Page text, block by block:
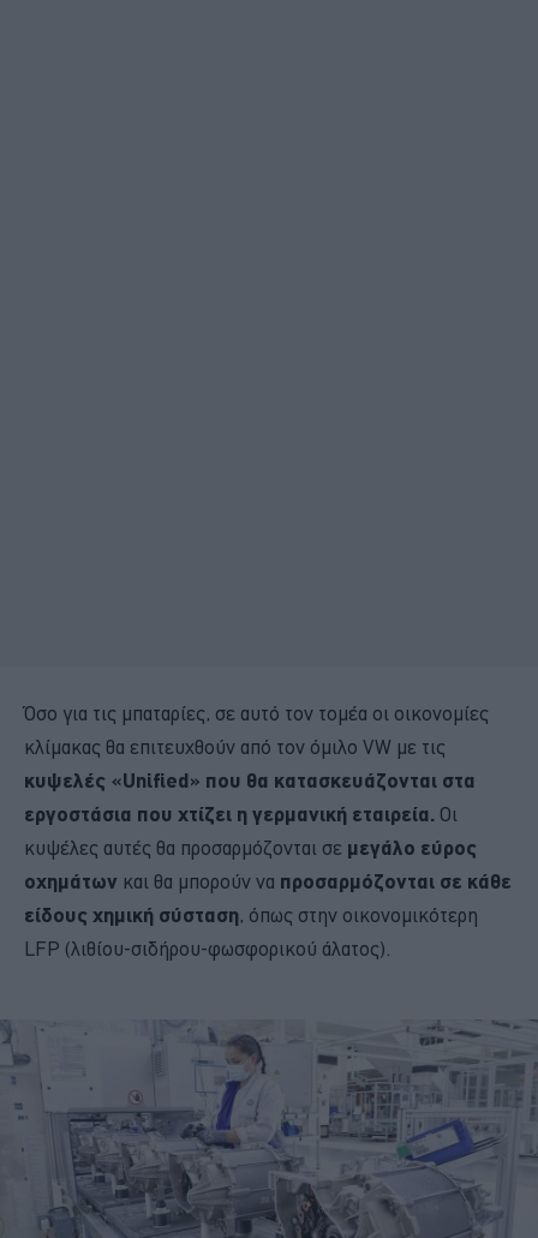
Όσο για τις μπαταρίες, σε αυτό τον τομέα οι οικονομίες
κλίμακας θα επιτευχθούν από τον όμιλο VW με τις
κυψελές «Unified» που θα κατασκευάζονται στα
εργοστάσια που χτίζει η γερμανική εταιρεία. Οι
κυψέλες αυτές θα προσαρμόζονται σε μεγάλο εύρος
οχημάτων και θα μπορούν να προσαρμόζονται σε κάθε
είδους χημική σύσταση, όπως στην οικονομικότερη
LFP (λιθίου-σιδήρου-φωσφορικού άλατος).